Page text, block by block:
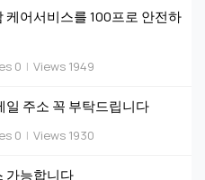
어서비스를 100프로 안전하
0 | Views 1949
주소 꼭 부탁드립니다
0 | Views 1930
가능합니다